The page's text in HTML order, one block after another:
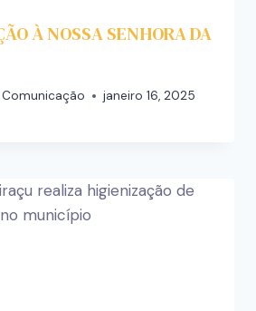
À NOSSA SENHORA DA
janeiro 16, 2025